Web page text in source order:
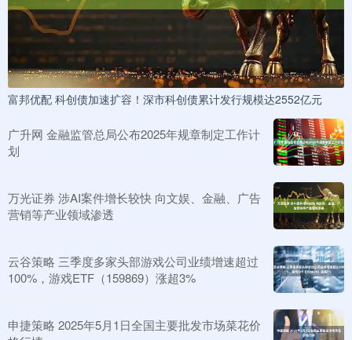
富邦优配 科创债加速扩容！深市科创债累计发行规模达2552亿元
广升网 金融监管总局公布2025年规章制定工作计
划
万光证券 涉AI案件增长较快 向文娱、金融、广告
营销等产业领域渗透
云谷策略 三季度多家头部游戏公司业绩增速超过
100%，游戏ETF（159869）涨超3%
申捷策略 2025年5月1日全国主要批发市场菜花价